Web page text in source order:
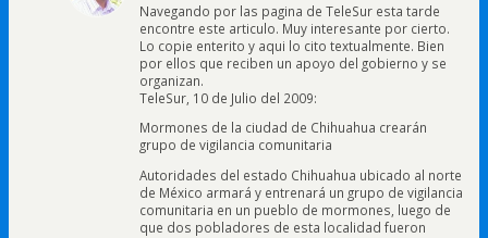
Navegando por las pagina de TeleSur esta tarde
encontre este articulo. Muy interesante por cierto.
Lo copie enterito y aqui lo cito textualmente. Bien
por ellos que reciben un apoyo del gobierno y se
organizan.
TeleSur, 10 de Julio del 2009:
Mormones de la ciudad de Chihuahua crearán
grupo de vigilancia comunitaria
Autoridades del estado Chihuahua ubicado al norte
de México armará y entrenará un grupo de vigilancia
comunitaria en un pueblo de mormones, luego de
que dos pobladores de esta localidad fueron